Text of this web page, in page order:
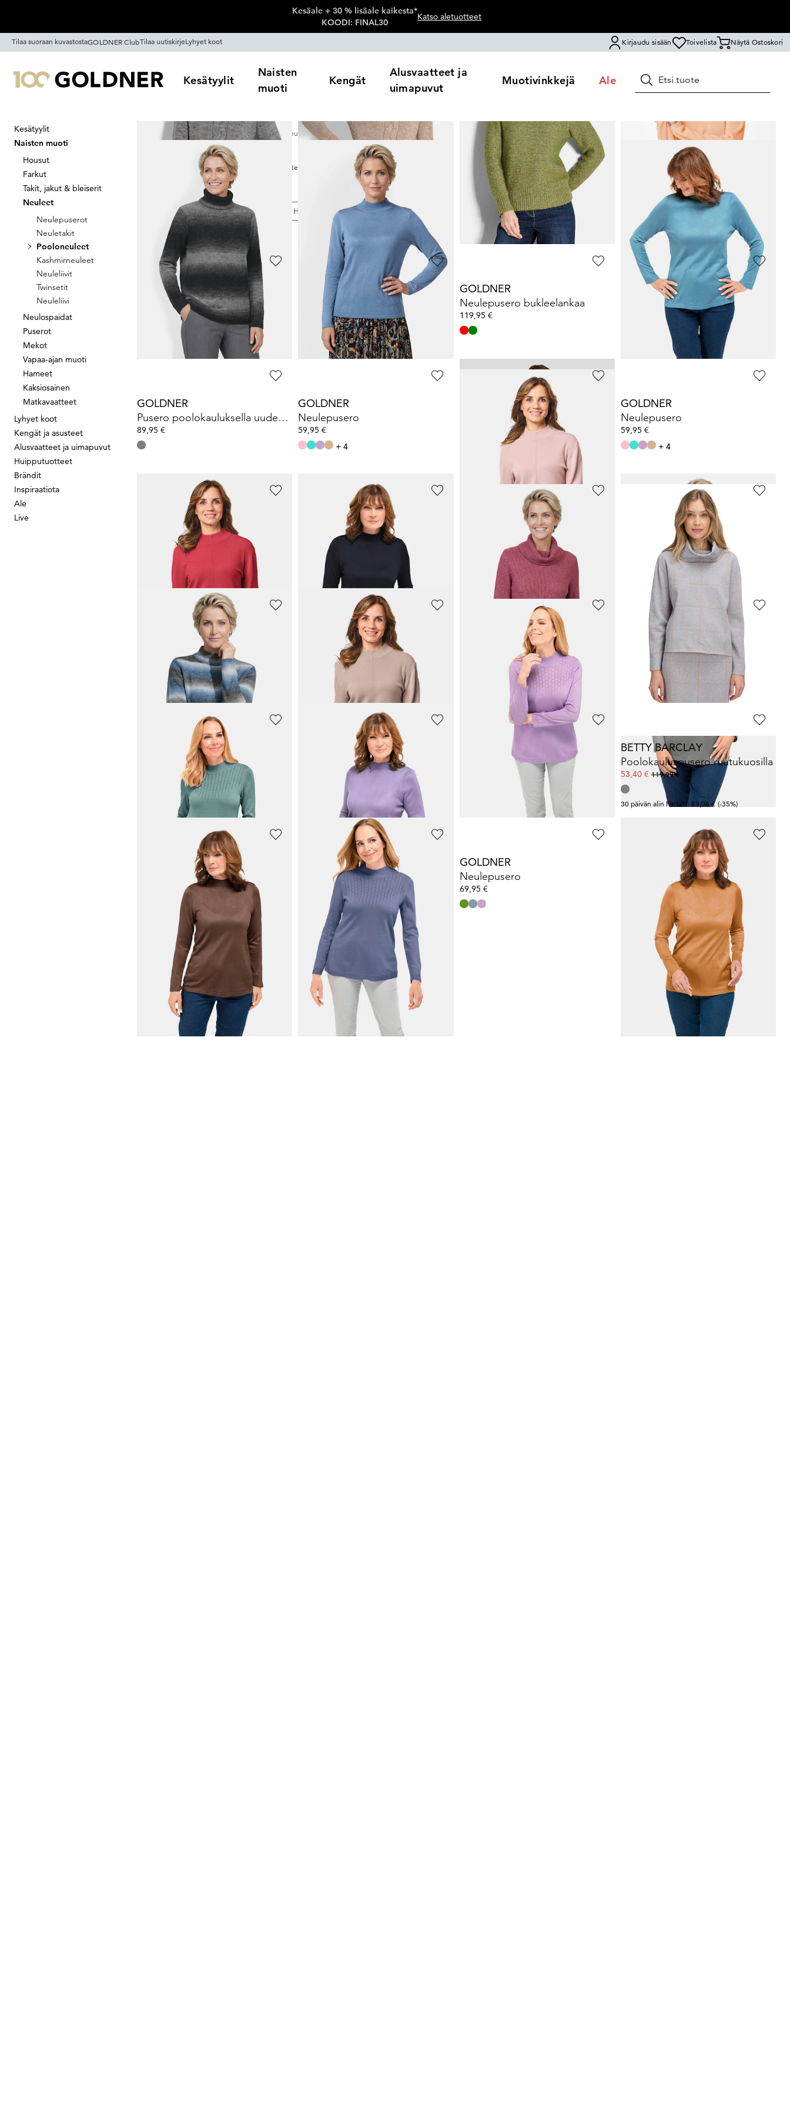
Kesäale + 30 % lisäale kaikesta*
KOODI: FINAL30
Katso aletuotteet
Tilaa suoraan kuvastostaGOLDNER ClubTilaa uutiskirjeLyhyet koot Kirjaudu sisään Toivelista Näytä Ostoskori
Kesätyylit
Naisten
muoti
Kengät
Alusvaatteet ja
uimapuvut
Muotivinkkejä Ale Hae
Kesätyylit
Naisten muoti
Housut
Farkut
Takit, jakut & bleiserit
Neuleet
Neulepuserot
Neuletakit
Pooloneuleet
Kashmirneuleet
Neuleliivit
Twinsetit
Neuleliivi
Neulospaidat
Puserot
Mekot
Vapaa-ajan muoti
Hameet
Kaksiosainen
Matkavaatteet
Lyhyet koot
Kengät ja asusteet
Alusvaatteet ja uimapuvut
Huipputuotteet
Brändit
Inspiraatiota
Ale
Live
Naisten muoti Neuleet Pooloneuleet
Pooloneuleet Tuotteet
Suodata Alennus Hinta
GOLDNER
Neulepusero palmikkoneulosta
119,95 €
30 päivän alin hinta**: 109,95 € (-36%)
GOLDNER
Neulepusero palmikkoneulosta
69,95 € 119,95 €
30 päivän alin hinta**: 109,95 € (-36%)
GOLDNER
Neulepusero bukleelankaa
119,95 €
GOLDNER
199,95 €
30 päivän alin hinta**: 139,95 € (-7%)
GOLDNER
Pusero poolokauluksella uudesta villasta
89,95 €
GOLDNER
Neulepusero
59,95 €
+ 4
Neulepusero uutta villaa
129,95 €
(-47%)
GOLDNER
Neulepusero
59,95 €
+ 4
GOLDNER
199,95 €
30 päivän alin hinta**: 139,95 € (-7%)
GOLDNER
Neulepusero
+ 4
Neulepusero bukleelankaa
GOLDNER
199,95 €
30 päivän alin hinta**: 139,95 € (-7%)
199,95 €
30 päivän alin hinta**: 139,95 € (-7%)
GOLDNER
Neulepusero
+ 4
Neulepusero
Neulepusero
+ 4
BETTY BARCLAY
Poolokauluspusero ruutukuosilla
53,40 €119,99 €
30 päivän alin hinta**: 83,06 € (-35%)
Neulepusero
+ 4
GOLDNER
Neulepusero
GOLDNER
Neulepusero
69,95 €
Neulepusero
+ 4